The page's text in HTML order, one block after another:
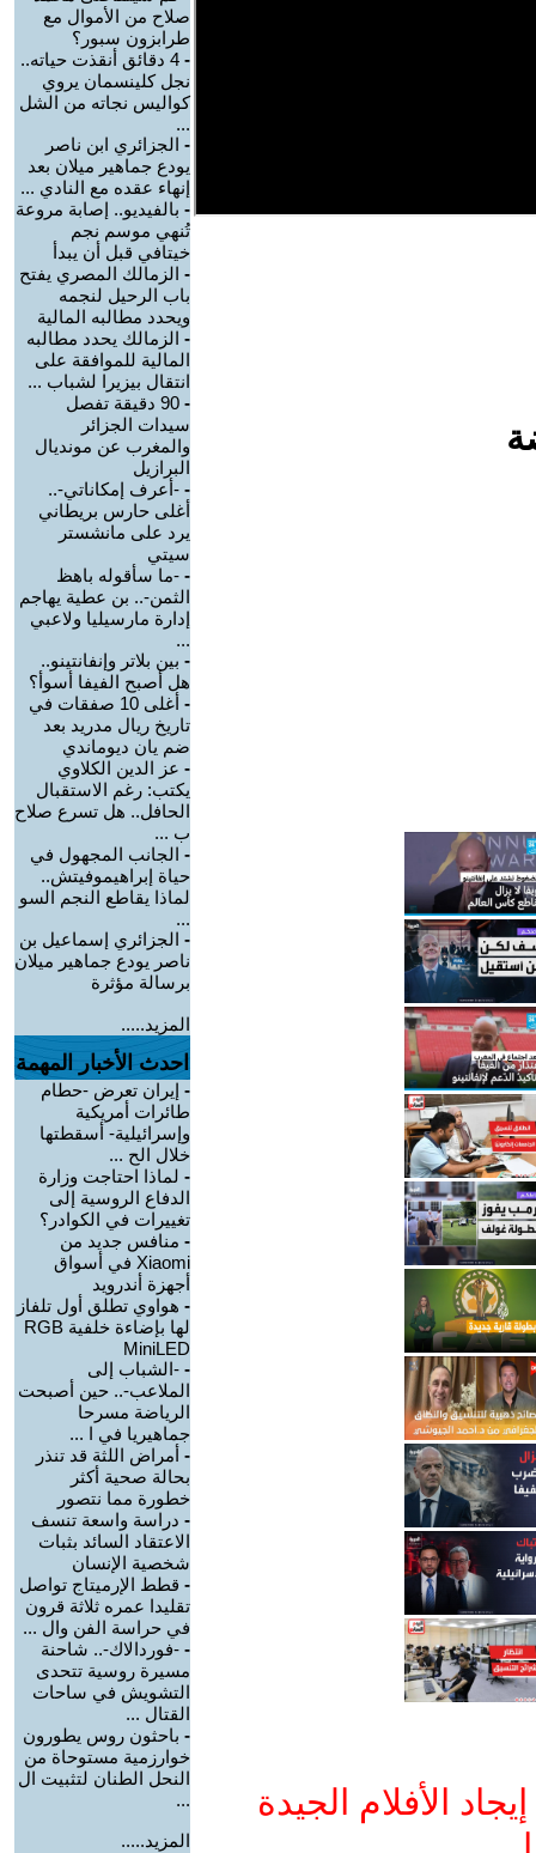
الأفلام الجيدة
صلاح من الأموال مع
طرابزون سبور؟
-
4 دقائق أنقذت حياته..
نجل كلينسمان يروي
كواليس نجاته من الشل
...
- الجزائري ابن ناصر
يودع جماهير ميلان بعد
إنهاء عقده مع النادي ...
- بالفيديو.. إصابة مروعة
تُنهي موسم نجم
خيتافي قبل أن يبدأ
- الزمالك المصري يفتح
باب الرحيل لنجمه
ويحدد مطالبه المالية
- الزمالك يحدد مطالبه
المالية للموافقة على
انتقال بيزيرا لشباب ...
-
90 دقيقة تفصل
سيدات الجزائر
والمغرب عن مونديال
البرازيل
- -أعرف إمكاناتي-..
أغلى حارس بريطاني
يرد على مانشستر
سيتي
- -ما سأقوله باهظ
الثمن-.. بن عطية يهاجم
إدارة مارسيليا ولاعبي
...
- بين بلاتر وإنفانتينو..
هل أصبح الفيفا أسوأ؟
-
أغلى 10 صفقات في
تاريخ ريال مدريد بعد
ضم يان ديوماندي
- عز الدين الكلاوي
يكتب: رغم الاستقبال
الحافل.. هل تسرع صلاح
ب ...
- الجانب المجهول في
حياة إبراهيموفيتش..
لماذا يقاطع النجم السو
...
- الجزائري إسماعيل بن
ناصر يودع جماهير ميلان
برسالة مؤثرة
المزيد.....
احدث الأخبار المهمة
- إيران تعرض -حطام
طائرات أمريكية
وإسرائيلية- أسقطتها
خلال الح ...
- لماذا احتاجت وزارة
الدفاع الروسية إلى
تغييرات في الكوادر؟
- منافس جديد من
Xiaomi في أسواق
أجهزة أندرويد
- هواوي تطلق أول تلفاز
لها بإضاءة خلفية RGB
MiniLED
- -الشباب إلى
الملاعب-.. حين أصبحت
الرياضة مسرحا
جماهيريا في ا ...
- أمراض اللثة قد تنذر
بحالة صحية أكثر
خطورة مما نتصور
- دراسة واسعة تنسف
الاعتقاد السائد بثبات
شخصية الإنسان
- قطط الإرميتاج تواصل
تقليدا عمره ثلاثة قرون
في حراسة الفن وال ...
- -فوردالاك-.. شاحنة
مسيرة روسية تتحدى
التشويش في ساحات
القتال ...
- باحثون روس يطورون
خوارزمية مستوحاة من
النحل الطنان لتثبيت ال
...
المزيد.....